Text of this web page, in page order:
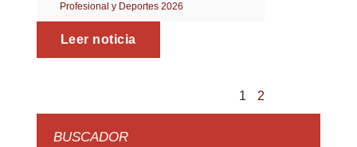
Profesional y Deportes 2026
Leer noticia
1 2
BUSCADOR